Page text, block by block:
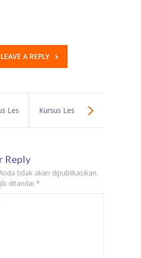
LEAVE A REPLY
Les
Ke
Di
Kursus Les
Rumah Di
Reply
tidak akan dipublikasikan.
ditandai *